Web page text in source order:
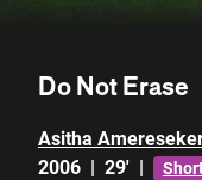
Do Not Erase
Asitha
2006 | 29' |